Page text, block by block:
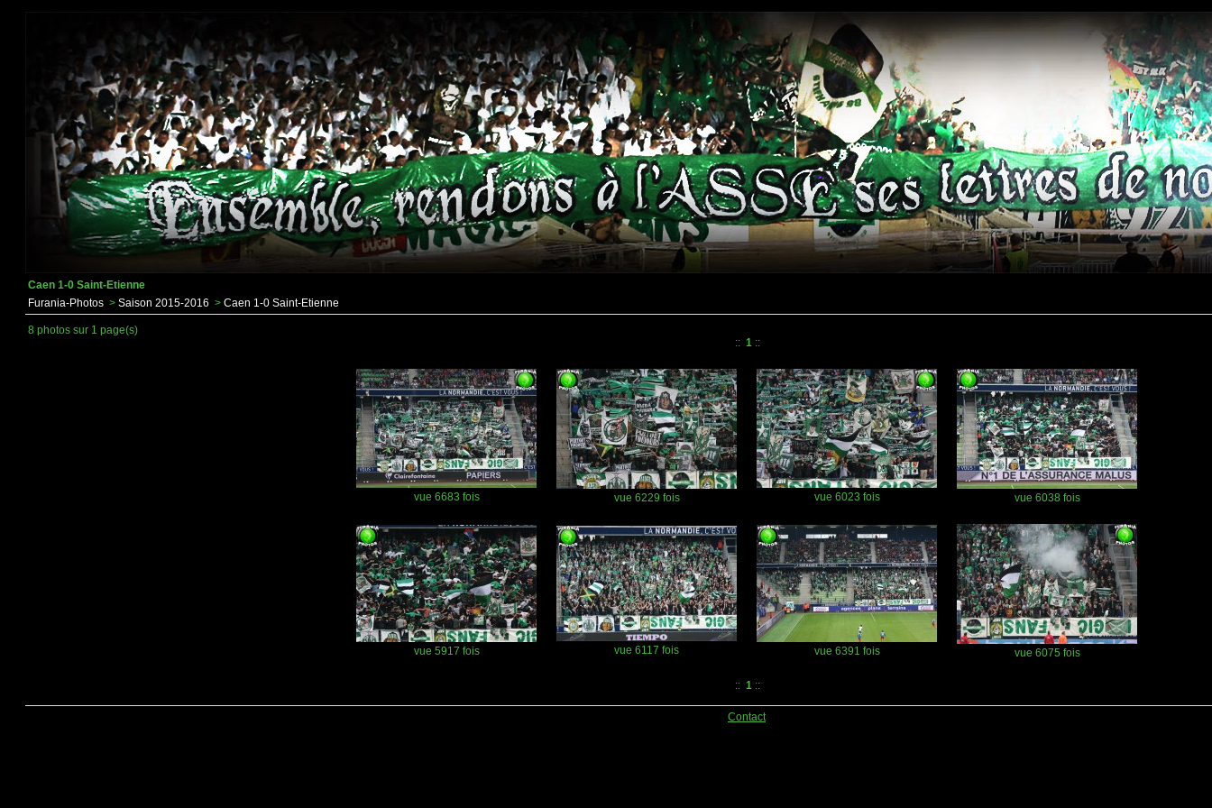
Caen 1-0 Saint-Etienne
Furania-Photos > Saison 2015-2016 > Caen 1-0 Saint-Etienne
8 photos sur 1 page(s)
:: 1::
vue 6683 fois vue 6229 fois vue 6023 fois vue 6038 fois
vue 5917 fois vue 6117 fois vue 6391 fois vue 6075 fois
:: 1::
Contact